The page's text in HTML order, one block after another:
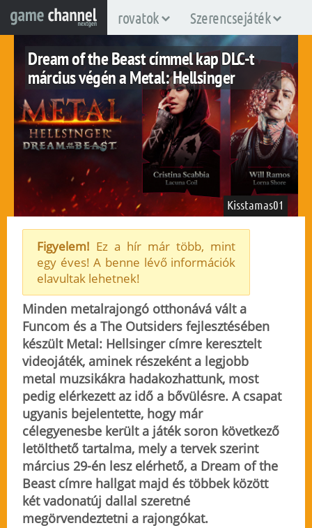
rovatok Szerencsejáték
Dream of the Beast címmel kap DLC-t
március végén a Metal: Hellsinger
pc ps4 ps5 xboxone xboxsx
Kisstamas01
Figyelem! Ez a hír már több, mint
egy éves! A benne lévő információk
elavultak lehetnek!
Minden metalrajongó otthonává vált a
Funcom és a The Outsiders fejlesztésében
készült Metal: Hellsinger címre keresztelt
videojáték, aminek részeként a legjobb
metal muzsikákra hadakozhattunk, most
pedig elérkezett az idő a bővülésre. A csapat
ugyanis bejelentette, hogy már
célegyenesbe került a játék soron következő
letölthető tartalma, mely a tervek szerint
március 29-én lesz elérhető, a Dream of the
Beast címre hallgat majd és többek között
két vadonatúj dallal szeretné
megörvendeztetni a rajongókat.